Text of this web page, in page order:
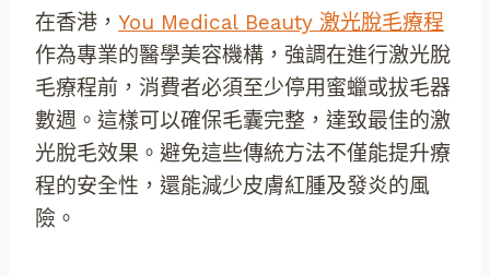
在香港， You Medical Beauty 激光脫毛療程
作為專業的醫學美容機構，強調在進行激光脫
毛療程前，消費者必須至少停用蜜蠟或拔毛器
數週。這樣可以確保毛囊完整，達致最佳的激
光脫毛效果。避免這些傳統方法不僅能提升療
程的安全性，還能減少皮膚紅腫及發炎的風
險。